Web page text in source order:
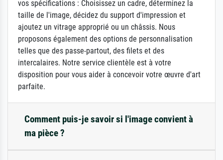
vos spécifications : Choisissez un cadre, déterminez la
taille de l'image, décidez du support d'impression et
ajoutez un vitrage approprié ou un châssis. Nous
proposons également des options de personnalisation
telles que des passe-partout, des filets et des
intercalaires. Notre service clientèle est à votre
disposition pour vous aider à concevoir votre œuvre d'art
parfaite.
Comment puis-je savoir si l'image convient à
ma pièce ?